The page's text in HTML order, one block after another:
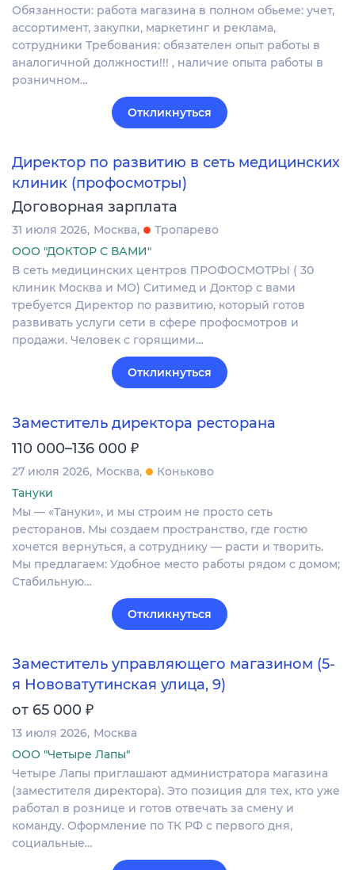
Обязанности: работа магазина в полном обьеме: учет,
ассортимент, закупки, маркетинг и реклама,
сотрудники Требования: обязателен опыт работы в
аналогичной должности!!! , наличие опыта работы в
розничном…
Откликнуться
Директор по развитию в сеть медицинских
клиник (профосмотры)
Договорная зарплата
31 июля 2026 Москва
Тропарево
ООО "ДОКТОР С ВАМИ"
В сеть медицинских центров ПРОФОСМОТРЫ ( 30
клиник Москва и МО) Ситимед и Доктор с вами
требуется Директор по развитию, который готов
развивать услуги сети в сфере профосмотров и
продажи. Человек с горящими…
Откликнуться
Заместитель директора ресторана
110 000–136 000 ₽
27 июля 2026 Москва
Коньково
Тануки
Мы — «Тануки», и мы строим не просто сеть
ресторанов. Мы создаем пространство, где гостю
хочется вернуться, а сотруднику — расти и творить.
Мы предлагаем: Удобное место работы рядом с домом;
Стабильную…
Откликнуться
Заместитель управляющего магазином (5-
я Нововатутинская улица, 9)
от 65 000 ₽
13 июля 2026 Москва
ООО "Четыре Лапы"
Четыре Лапы приглашают администратора магазина
(заместителя директора). Это позиция для тех, кто уже
работал в рознице и готов отвечать за смену и
команду. Оформление по ТК РФ с первого дня,
социальные…